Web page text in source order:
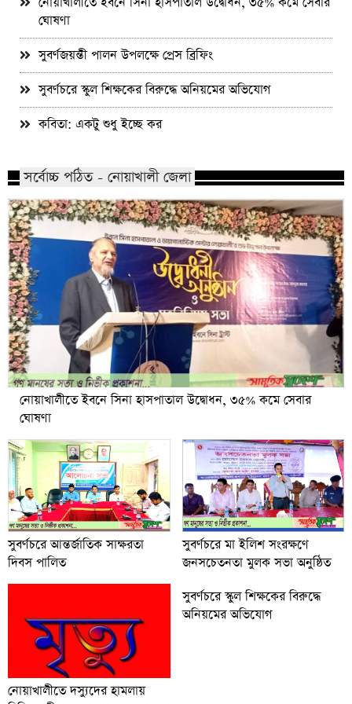
ঘোষণা
সুবর্ণজয়ন্তী পালন উপলক্ষে প্রেস ব্রিফিং
সুবর্ণচরে স্কুল শিক্ষকের বিরুদ্ধে অনিয়মের অভিযোগ
কবিতা: একটু শুধু ইচ্ছে কর
সর্বোচ্চ পঠিত - নোয়াখালী জেলা
নোয়াখালীতে ইবনে সিনা হাসপাতাল উদ্বোধন, ৩৫% কমে সেবার
ঘোষণা
সুবর্ণচরে আন্তর্জাতিক সাক্ষরতা
দিবস পালিত
সুবর্ণচরে মা ইলিশ সংরক্ষণে
জনসচেতনতা মুলক সভা অনুষ্ঠিত
নোয়াখালীতে দস্যুদের হামলায়
সুবর্ণচরে স্কুল শিক্ষকের বিরুদ্ধে
অনিয়মের অভিযোগ